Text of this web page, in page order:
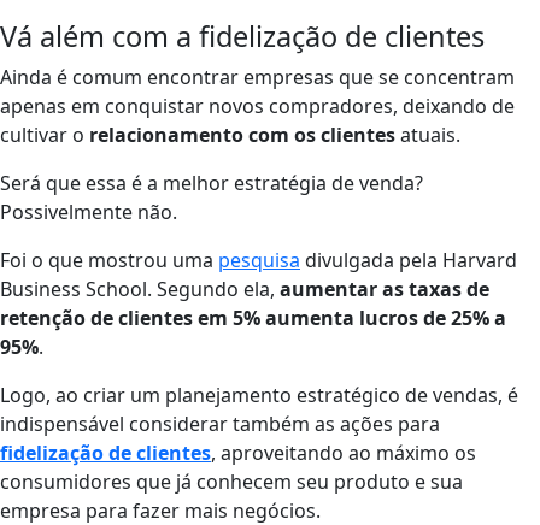
Vá além com a fidelização de clientes
Ainda é comum encontrar empresas que se concentram
apenas em conquistar novos compradores, deixando de
cultivar o relacionamento com os clientesatuais.
Será que essa é a melhor estratégia de venda?
Possivelmente não.
Foi o que mostrou uma pesquisa divulgada pela Harvard
Business School. Segundo ela, aumentar as taxas de
retenção de clientes em 5% aumenta lucros de 25% a
95%.
Logo, ao criar um planejamento estratégico de vendas, é
indispensável considerar também as ações para
fidelização de clientes, aproveitando ao máximo os
consumidores que já conhecem seu produto e sua
empresa para fazer mais negócios.